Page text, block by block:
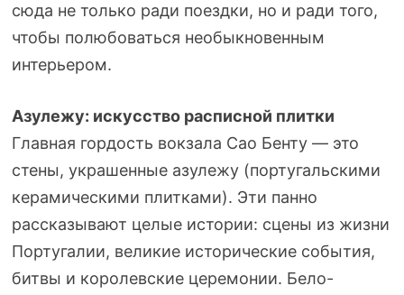
сюда не только ради поездки, но и ради того,
чтобы полюбоваться необыкновенным
интерьером.
Азулежу: искусство расписной плитки
Главная гордость вокзала Сао Бенту — это
стены, украшенные азулежу (португальскими
керамическими плитками). Эти панно
рассказывают целые истории: сцены из жизни
Португалии, великие исторические события,
битвы и королевские церемонии. Бело-